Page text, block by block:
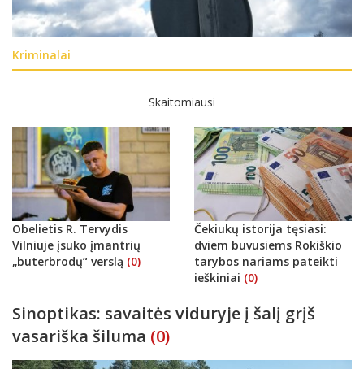
Kriminalai
Skaitomiausi
Obelietis R. Tervydis
Vilniuje įsuko įmantrių
„buterbrodų“ verslą (0)
Čekiukų istorija tęsiasi:
dviem buvusiems Rokiškio
tarybos nariams pateikti
ieškiniai (0)
Sinoptikas: savaitės viduryje į šalį grįš
vasariška šiluma (0)